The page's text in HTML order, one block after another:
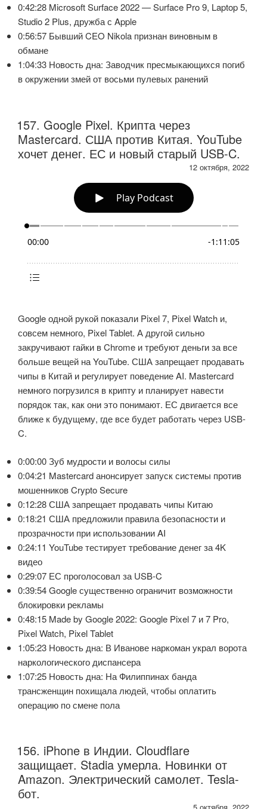
0:42:28 Microsoft Surface 2022 — Surface Pro 9, Laptop 5,
Studio 2 Plus, дружба с Apple
0:56:57 Бывший CEO Nikola признан виновным в
обмане
1:04:33 Новость дна: Заводчик пресмыкающихся погиб
в окружении змей от восьми пулевых ранений
157. Google Pixel. Крипта через
Mastercard. США против Китая. YouTube
хочет денег. ЕС и новый старый USB-C.
12 октября, 2022
Google одной рукой показали Pixel 7, Pixel Watch и,
совсем немного, Pixel Tablet. А другой сильно
закручивают гайки в Chrome и требуют деньги за все
больше вещей на YouTube. США запрещает продавать
чипы в Китай и регулирует поведение AI. Mastercard
немного погрузился в крипту и планирует навести
порядок так, как они это понимают. ЕС двигается все
ближе к будущему, где все будет работать через USB-
C.
0:00:00 Зуб мудрости и волосы силы
0:04:21 Mastercard анонсирует запуск системы против
мошенников Crypto Secure
0:12:28 США запрещает продавать чипы Китаю
0:18:21 США предложили правила безопасности и
прозрачности при использовании AI
0:24:11 YouTube тестирует требование денег за 4K
видео
0:29:07 ЕС проголосовал за USB-C
0:39:54 Google существенно ограничит возможности
блокировки рекламы
0:48:15 Made by Google 2022: Google Pixel 7 и 7 Pro,
Pixel Watch, Pixel Tablet
1:05:23 Новость дна: В Иванове наркоман украл ворота
наркологического диспансера
1:07:25 Новость дна: На Филиппинах банда
трансженщин похищала людей, чтобы оплатить
операцию по смене пола
156. iPhone в Индии. Cloudflare
защищает. Stadia умерла. Новинки от
Amazon. Электрический самолет. Tesla-
бот.